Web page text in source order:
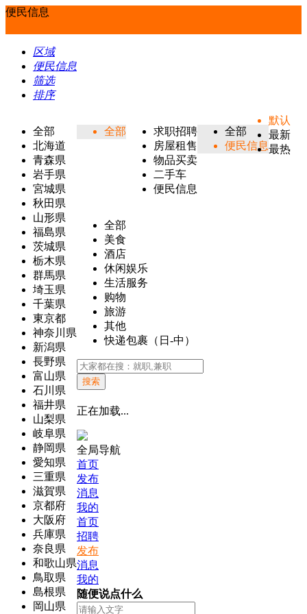
便民信息
区域
便民信息
筛选
排序
全部
北海道
青森県
岩手県
宮城県
秋田県
山形県
福島県
茨城県
栃木県
群馬県
埼玉県
千葉県
東京都
神奈川県
新潟県
長野県
富山県
石川県
福井県
山梨県
岐阜県
静岡県
愛知県
三重県
滋賀県
京都府
大阪府
兵庫県
奈良県
和歌山県
鳥取県
島根県
岡山県
全部
求职招聘
房屋租售
物品买卖
二手车
便民信息
全部
便民信息
全部
美食
酒店
休闲娱乐
生活服务
购物
旅游
其他
快递包裹（日-中）
默认
最新
最热
搜索
正在加载...
全局导航
首页
发布
消息
我的
首页
招聘
发布
消息
我的
随便说点什么